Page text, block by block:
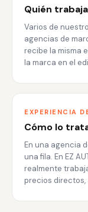
Quién
Varios de
agencias de
recibe la misma
la marca en el
EXPERIENCIA
Cómo lo
En una agencia
una fila. En EZ
realmente
precios